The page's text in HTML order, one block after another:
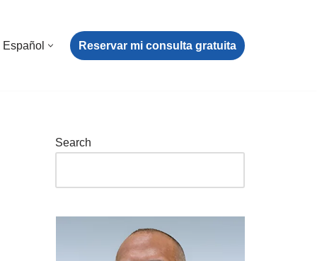
Español Reservar mi consulta gratuita
Search